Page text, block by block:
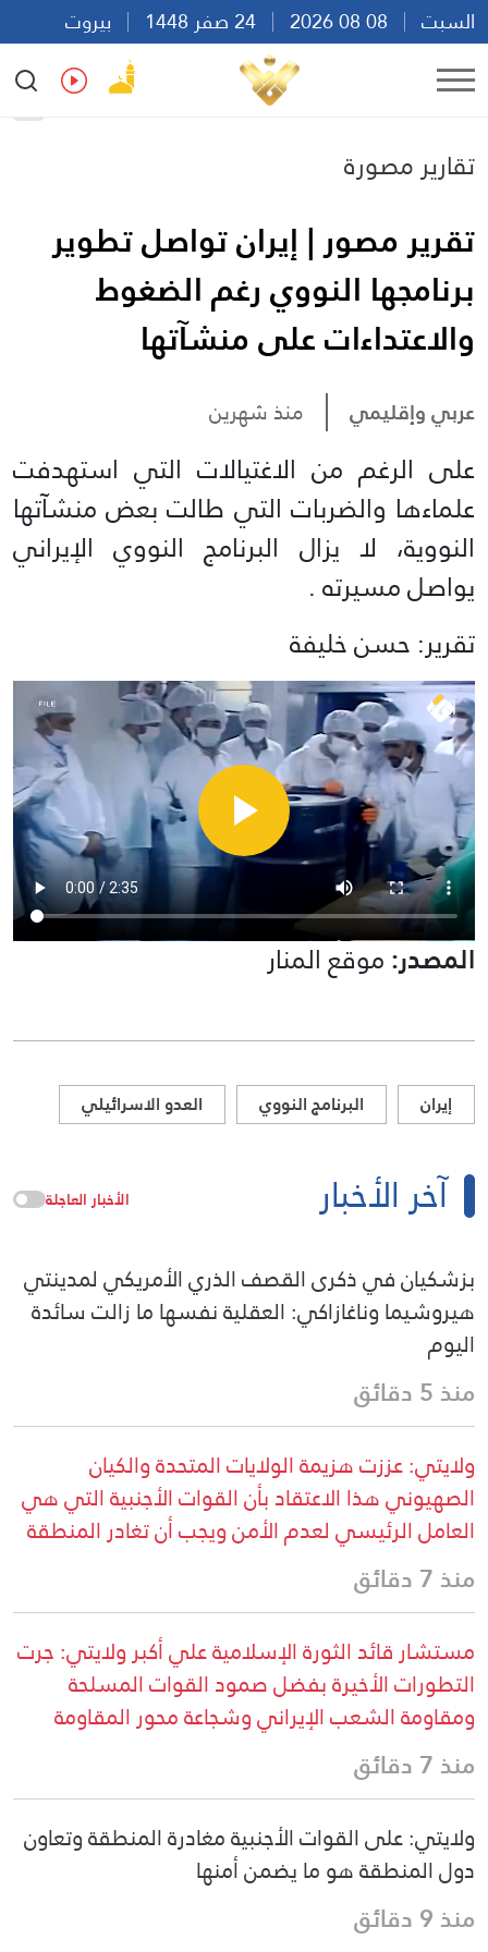
السبت
بيروت
12:10
Ar
تقارير مصورة
تقرير مصور | إيران تواصل تطوير
برنامجها النووي رغم الضغوط
والاعتداءات على منشآتها
عربي وإقليمي منذ شهرين
على الرغم من الاغتيالات التي استهدفت
علماءها والضربات التي طالت بعض منشآتها
النووية، لا يزال البرنامج النووي الإيراني
يواصل مسيرته .
تقرير: حسن خليفة
المصدر:موقع المنار
إيران البرنامج النووي العدو الاسرائيلي
آخر الأخبار الأخبار العاجلة
بزشكيان في ذكرى القصف الذري الأمريكي لمدينتي
هيروشيما وناغازاكي: العقلية نفسها ما زالت سائدة
اليوم
منذ 5 دقائق
ولايتي: عززت هزيمة الولايات المتحدة والكيان
الصهيوني هذا الاعتقاد بأن القوات الأجنبية التي هي
العامل الرئيسي لعدم الأمن ويجب أن تغادر المنطقة
منذ 7 دقائق
مستشار قائد الثورة الإسلامية علي أكبر ولايتي: جرت
التطورات الأخيرة بفضل صمود القوات المسلحة
ومقاومة الشعب الإيراني وشجاعة محور المقاومة
منذ 7 دقائق
ولايتي: على القوات الأجنبية مغادرة المنطقة وتعاون
دول المنطقة هو ما يضمن أمنها
منذ 9 دقائق